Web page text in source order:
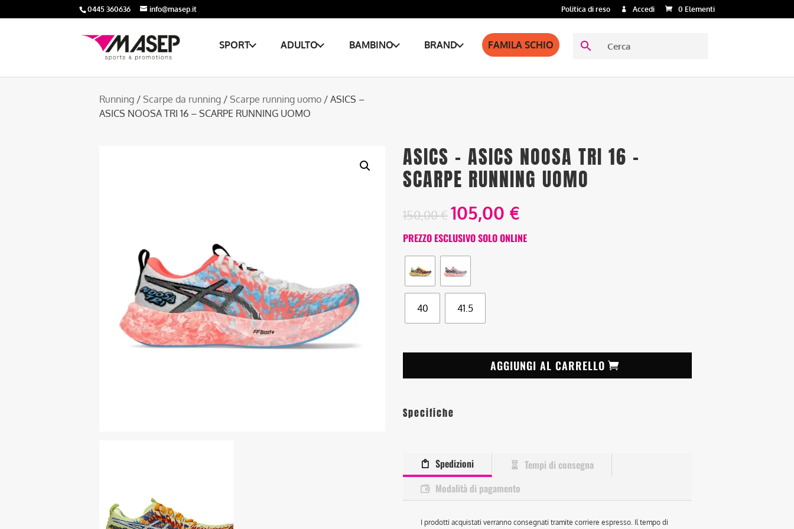
0445 360636 info@masep.it Politica di reso Accedi 0 Elementi
SPORT ADULTO BAMBINO BRAND FAMILA SCHIO
Running / Scarpe da running / Scarpe running uomo / ASICS –
ASICS NOOSA TRI 16 – SCARPE RUNNING UOMO
ASICS – ASICS NOOSA TRI 16 –
SCARPE RUNNING UOMO
150,00€105,00 €
PREZZO ESCLUSIVO SOLO ONLINE
40 41.5
AGGIUNGI AL CARRELLO
Specifiche
Spedizioni
Tempi di consegna
Modalità di pagamento
I prodotti acquistati verranno consegnati tramite corriere espresso. Il tempo di